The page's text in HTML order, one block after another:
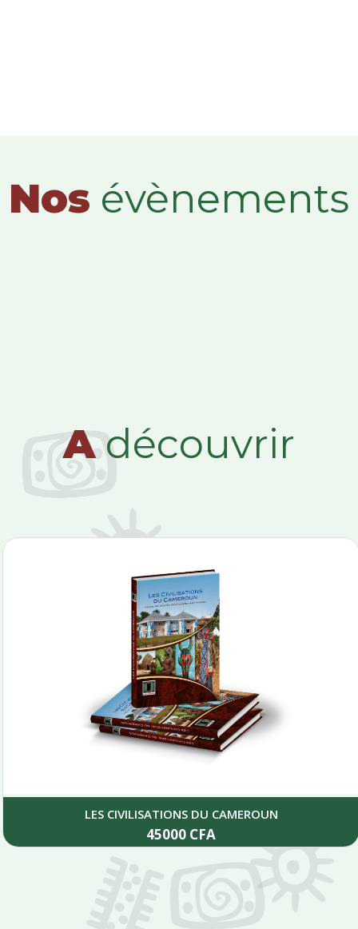
Nos évènements
Adécouvrir
LES CIVILISATIONS DU CAMEROUN
45000 CFA